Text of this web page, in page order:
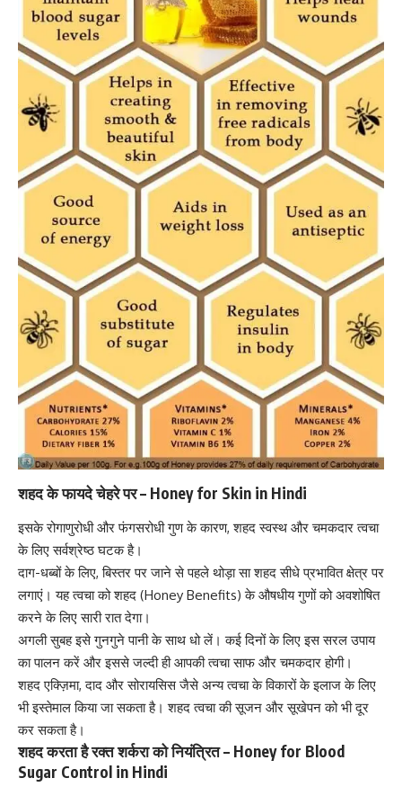
शहद के फायदे चेहरे पर – Honey for Skin in Hindi
इसके रोगाणुरोधी और फंगसरोधी गुण के कारण, शहदस्वस्थ और चमकदार त्वचा
के लिएसर्वश्रेष्ठ घटक है।
दाग-धब्बों के लिए, बिस्तर पर जाने से पहले थोड़ा सा शहद सीधे प्रभावित क्षेत्र पर
लगाएं। यह त्वचा को शहद (Honey Benefits) के औषधीय गुणों को अवशोषित
करने के लिए सारी रात देगा।
अगली सुबह इसे गुनगुने पानी के साथ धो लें। कई दिनों के लिए इस सरल उपाय
का पालन करें और इससे जल्दी ही आपकी त्वचा साफ और चमकदार होगी।
शहद एक्ज़िमा, दाद और सोरायसिस जैसे अन्य त्वचा के विकारों के इलाज के लिए
भी इस्तेमाल किया जा सकता है। शहदत्वचा की सूजन और सूखेपन को भी दूर
कर सकता है।
शहद करता है रक्त शर्करा को नियंत्रित – Honey for Blood
Sugar Control in Hindi